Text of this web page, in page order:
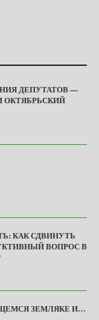
ДЕПУТАТОВ —
ОКТЯБРЬСКИЙ
КАК СДВИНУТЬ
ВОПРОС В
ЗЕМЛЯКЕ И…